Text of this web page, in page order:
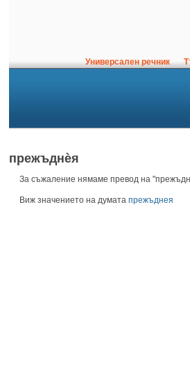
Универсален речник
прежъднѐя
За съжаление нямаме превод на
Виж значението на думата прежъднея